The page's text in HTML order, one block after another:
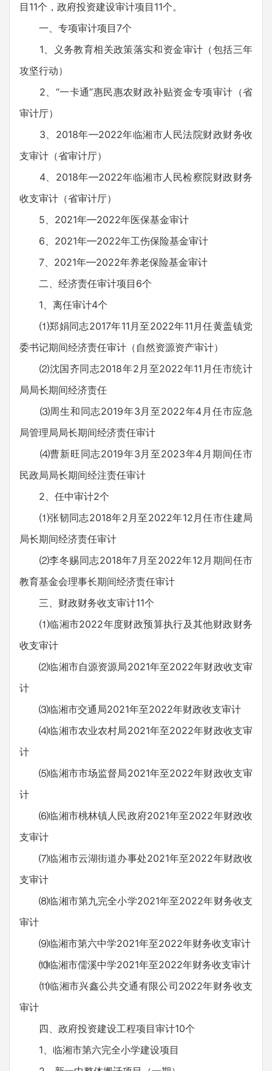
目11个，政府投资建设审计项目11个。
一、专项审计项目7个
1、义务教育相关政策落实和资金审计（包括三年
攻坚行动）
2、“一卡通”惠民惠农财政补贴资金专项审计（省
审计厅）
3、2018年—2022年临湘市人民法院财政财务收
支审计（省审计厅）
4、2018年—2022年临湘市人民检察院财政财务
收支审计（省审计厅）
5、2021年—2022年医保基金审计
6、2021年—2022年工伤保险基金审计
7、2021年—2022年养老保险基金审计
二、经济责任审计项目6个
1、离任审计4个
⑴郑娟同志2017年11月至2022年11月任黄盖镇党
委书记期间经济责任审计（自然资源资产审计）
⑵沈国齐同志2018年2月至2022年11月任市统计
局局长期间经济责任
⑶周生和同志2019年3月至2022年4月任市应急
局管理局局长期间经济责任审计
⑷曹新旺同志2019年3月至2023年4月期间任市
民政局局长期间经注责任审计
2、任中审计2个
⑴张韧同志2018年2月至2022年12月任市住建局
局长期间经济责任审计
⑵李冬赐同志2018年7月至2022年12月期间任市
教育基金会理事长期间经济责任审计
三、财政财务收支审计11个
⑴临湘市2022年度财政预算执行及其他财政财务
收支审计
⑵临湘市自源资源局2021年至2022年财政收支审
计
⑶临湘市交通局2021年至2022年财政收支审计
⑷临湘市农业农村局2021年至2022年财政收支审
计
⑸临湘市市场监督局2021年至2022年财政收支审
计
⑹临湘市桃林镇人民政府2021年至2022年财政收
支审计
⑺临湘市云湖街道办事处2021年至2022年财政收
支审计
⑻临湘市第九完全小学2021年至2022年财务收支
审计
⑼临湘市第六中学2021年至2022年财务收支审计
⑽临湘市儒溪中学2021年至2022年财务收支审计
⑾临湘市兴鑫公共交通有限公司2022年财务收支
审计
四、政府投资建设工程项目审计10个
1、临湘市第六完全小学建设项目